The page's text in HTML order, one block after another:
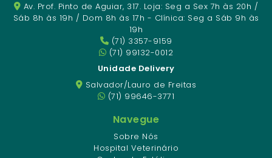
Av. Prof. Pinto de Aguiar, 317. Loja: Seg a Sex 7h às 20h /
Sáb 8h às 19h / Dom 8h às 17h - Clínica: Seg a Sáb 9h às
19h
(71) 3357-9159
(71) 99132-0012
Unidade Delivery
Salvador/Lauro de Freitas
(71) 99646-3771
Navegue
Sobre Nós
Hospital Veterinário